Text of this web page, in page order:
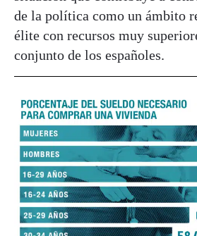
de la política como un ámbito
élite con recursos muy
conjunto de los españoles.